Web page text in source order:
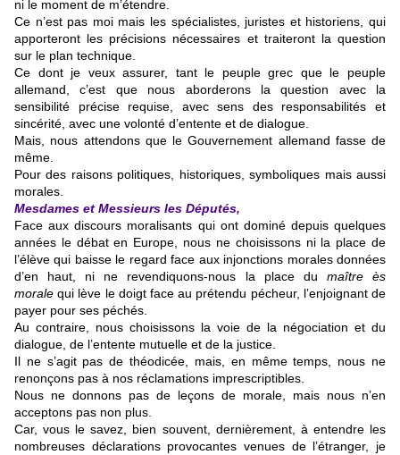
ni le moment de m’étendre.
Ce n’est pas moi mais les spécialistes, juristes et historiens, qui
apporteront les précisions nécessaires et traiteront la question
sur le plan technique.
Ce dont je veux assurer, tant le peuple grec que le peuple
allemand, c’est que nous aborderons la question avec la
sensibilité précise requise, avec sens des responsabilités et
sincérité, avec une volonté d’entente et de dialogue.
Mais, nous attendons que le Gouvernement allemand fasse de
même.
Pour des raisons politiques, historiques, symboliques mais aussi
morales.
Mesdames et Messieurs les Députés,
Face aux discours moralisants qui ont dominé depuis quelques
années le débat en Europe, nous ne choisissons ni la place de
l’élève qui baisse le regard face aux injonctions morales données
d’en haut, ni ne revendiquons-nous la place du maître ès
morale qui lève le doigt face au prétendu pécheur, l’enjoignant de
payer pour ses péchés.
Au contraire, nous choisissons la voie de la négociation et du
dialogue, de l’entente mutuelle et de la justice.
Il ne s’agit pas de théodicée, mais, en même temps, nous ne
renonçons pas à nos réclamations imprescriptibles.
Nous ne donnons pas de leçons de morale, mais nous n’en
acceptons pas non plus.
Car, vous le savez, bien souvent, dernièrement, à entendre les
nombreuses déclarations provocantes venues de l’étranger, je